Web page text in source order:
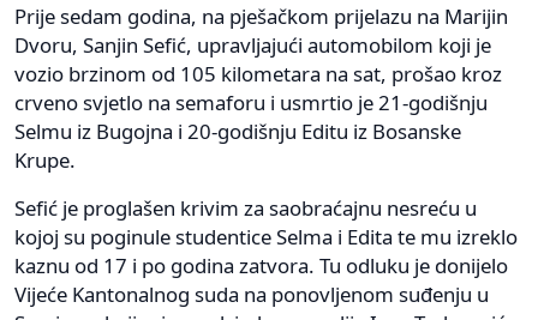
Prije sedam godina, na pješačkom prijelazu na Marijin
Dvoru, Sanjin Sefić, upravljajući automobilom koji je
vozio brzinom od 105 kilometara na sat, prošao kroz
crveno svjetlo na semaforu i usmrtio je 21-godišnju
Selmu iz Bugojna i 20-godišnju Editu iz Bosanske
Krupe.
Sefić je proglašen krivim za saobraćajnu nesreću u
kojoj su poginule studentice Selma i Edita te mu izreklo
kaznu od 17 i po godina zatvora. Tu odluku je donijelo
Vijeće Kantonalnog suda na ponovljenom suđenju u